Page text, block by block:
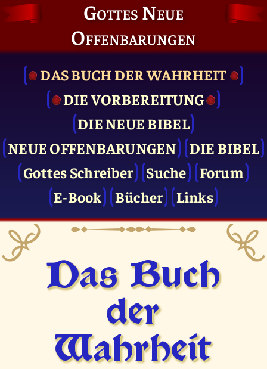
Gottes Neue
Offenbarungen
DAS BUCH DER WAHRHEIT
DIE VOR­BEREITUNG
DIE NEUE BIBEL
NEUE OFFENBARUNGEN
DIE BIBEL
Gottes Schreiber
Suche
Forum
E-Book
Bücher Links
Das Buch
der
Wahrheit